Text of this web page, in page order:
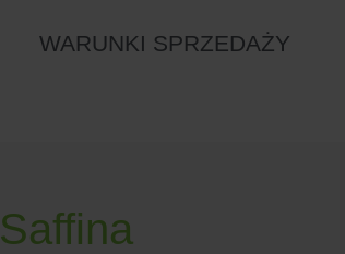
WARUNKI SPRZEDAŻY
Saffina